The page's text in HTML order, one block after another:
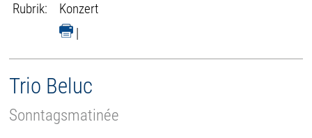
Rubrik:
Konzert
|
Trio Beluc
Sonntagsmatinée